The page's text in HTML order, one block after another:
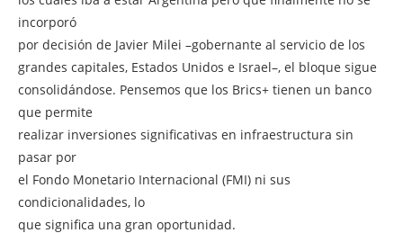
incorporó
por decisión de Javier Milei –gobernante al servicio de los
grandes capitales, Estados Unidos e Israel–, el bloque sigue
consolidándose. Pensemos que los Brics+ tienen un banco
que permite
realizar inversiones significativas en infraestructura sin
pasar por
el Fondo Monetario Internacional (FMI) ni sus
condicionalidades, lo
que significa una gran oportunidad.